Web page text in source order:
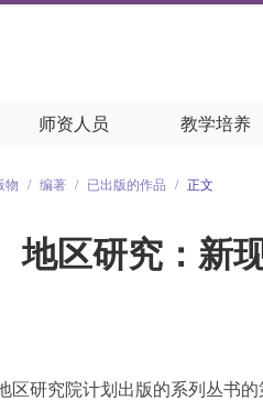
师资人员 教学培养
物 / 编著 / 已出版的作品 / 正文
地区研究：新
区研究院计划出版的系列丛书